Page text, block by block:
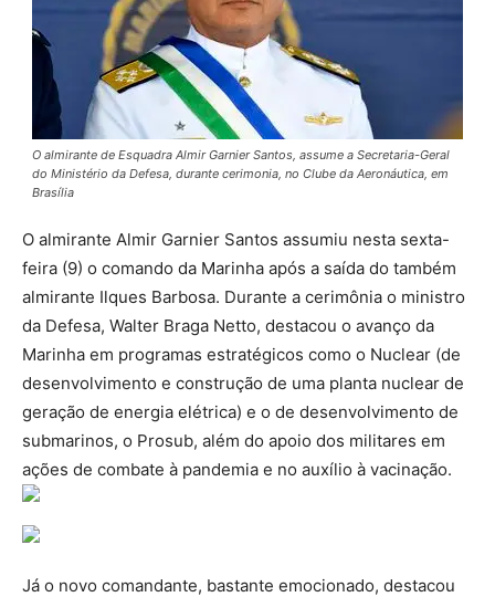
O almirante de Esquadra Almir Garnier Santos, assume a Secretaria-Geral
do Ministério da Defesa, durante cerimonia, no Clube da Aeronáutica, em
Brasília
O almirante Almir Garnier Santos assumiu nesta sexta-
feira (9) o comando da Marinha após a saída do também
almirante Ilques Barbosa. Durante a cerimônia o ministro
da Defesa, Walter Braga Netto, destacou o avanço da
Marinha em programas estratégicos como o Nuclear (de
desenvolvimento e construção de uma planta nuclear de
geração de energia elétrica) e o de desenvolvimento de
submarinos, o Prosub, além do apoio dos militares em
ações de combate à pandemia e no auxílio à vacinação.
Já o novo comandante, bastante emocionado, destacou